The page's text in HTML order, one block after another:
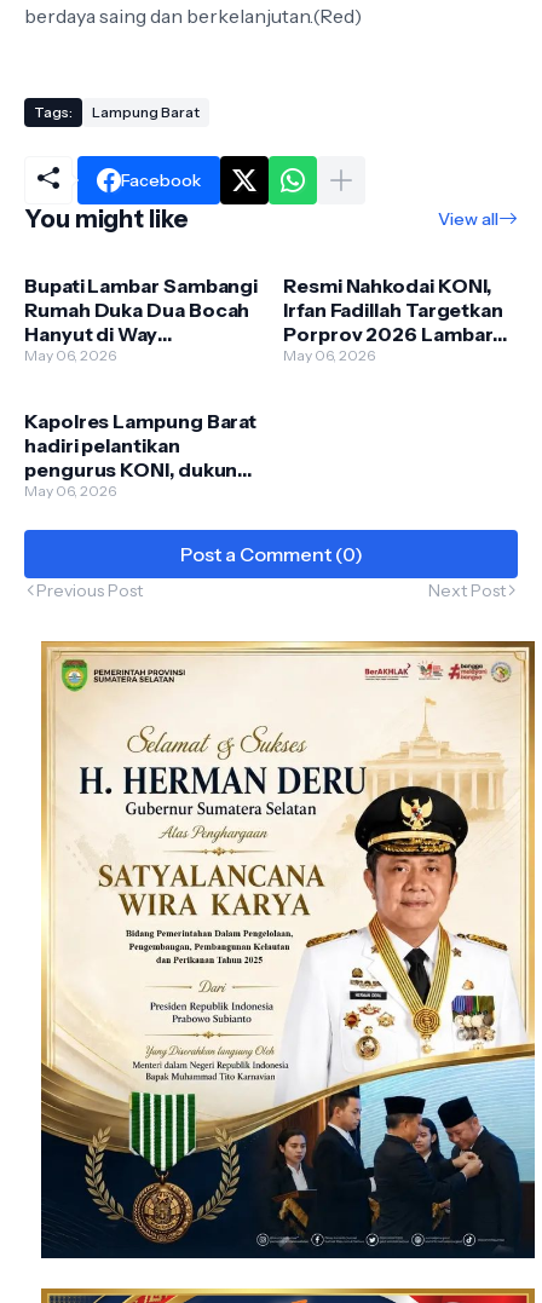
berdaya saing dan berkelanjutan.(Red)
Tags: Lampung Barat
Facebook
You might like View all
Bupati Lambar Sambangi
Rumah Duka Dua Bocah
Hanyut di Way
Semangka: “Ini Duka
May 06, 2026
Resmi Nahkodai KONI,
Irfan Fadillah Targetkan
Porprov 2026 Lambar
Peringkat Lima
May 06, 2026
Kapolres Lampung Barat
hadiri pelantikan
pengurus KONI, dukung
kemajuan olahraga
May 06, 2026
Post a Comment (0)
Previous Post Next Post